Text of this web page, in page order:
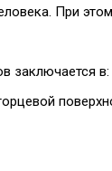
При
заключается в: